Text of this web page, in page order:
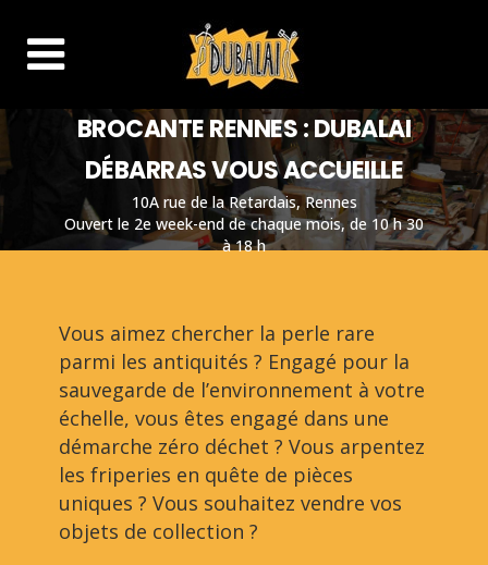
BROCANTE RENNES : DUBALAI
DÉBARRAS VOUS ACCUEILLE
10A rue de la Retardais, Rennes
Ouvert le 2e week-end de chaque mois, de 10 h 30
à 18 h
Vous aimez chercher la perle rare
parmi les antiquités ? Engagé pour la
sauvegarde de l’environnement à votre
échelle, vous êtes engagé dans une
démarche zéro déchet ? Vous arpentez
les friperies en quête de pièces
uniques ? Vous souhaitez vendre vos
objets de collection ?